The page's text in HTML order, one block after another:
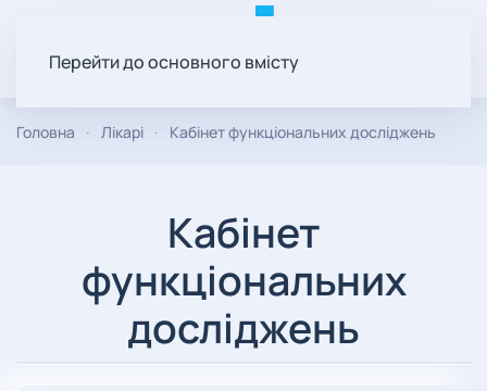
Перейти до основного вмісту
Головна Лікарі Кабінет функціональних досліджень
Кабінет
функціональних
досліджень